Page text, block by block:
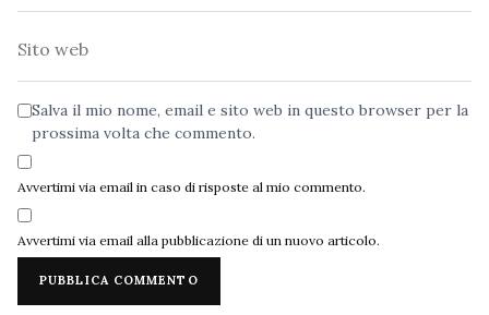
Salva il mio nome, email e sito web in questo browser per la
prossima volta che commento.
Avvertimi via email in caso di risposte al mio commento.
Avvertimi via email alla pubblicazione di un nuovo articolo.